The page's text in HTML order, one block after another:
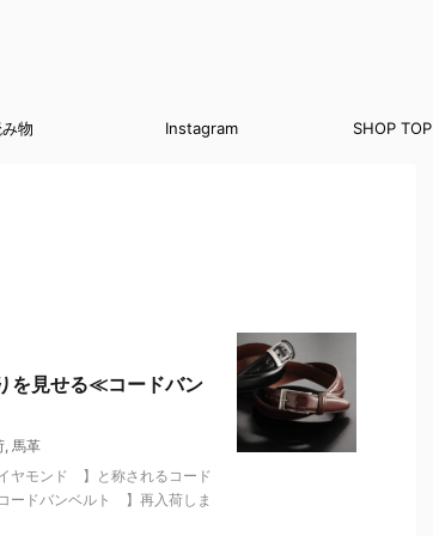
物 Instagram SHOP TOP
を見せる≪コードバン
, 馬革
ヤモンド 】と称されるコード
ードバンベルト 】再入荷しま